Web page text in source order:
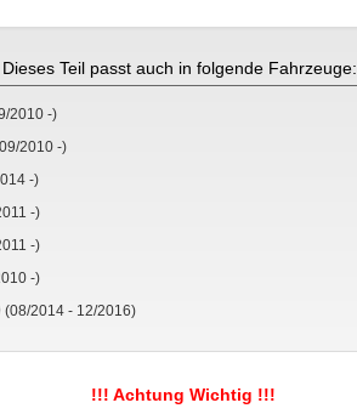
Dieses Teil passt auch in folgende Fahrzeuge:
2010 -)
2010 -)
-)
-)
-)
-)
(08/2014 - 12/2016)
!!! Achtung Wichtig !!!